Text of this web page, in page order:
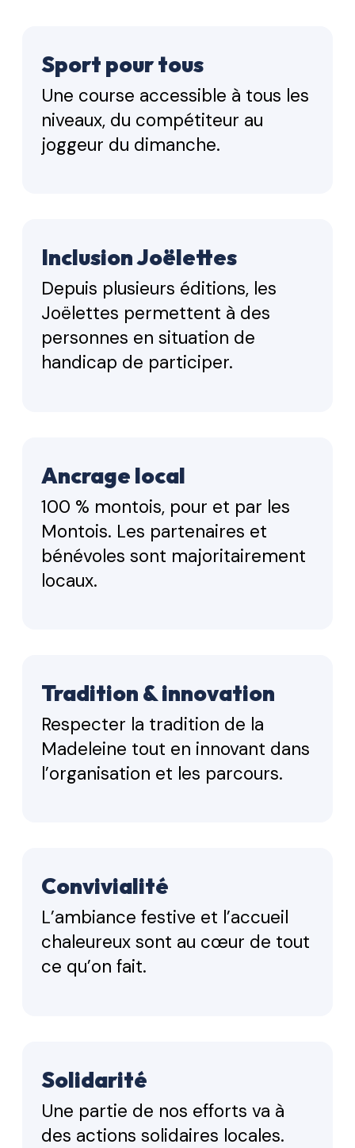
Sport pour tous
Une course accessible à tous les
niveaux, du compétiteur au
joggeur du dimanche.
Inclusion Joëlettes
Depuis plusieurs éditions, les
Joëlettes permettent à des
personnes en situation de
handicap de participer.
Ancrage local
100 % montois, pour et par les
Montois. Les partenaires et
bénévoles sont majoritairement
locaux.
Tradition & innovation
Respecter la tradition de la
Madeleine tout en innovant dans
l’organisation et les parcours.
Convivialité
L’ambiance festive et l’accueil
chaleureux sont au cœur de tout
ce qu’on fait.
Solidarité
Une partie de nos efforts va à
des actions solidaires locales.